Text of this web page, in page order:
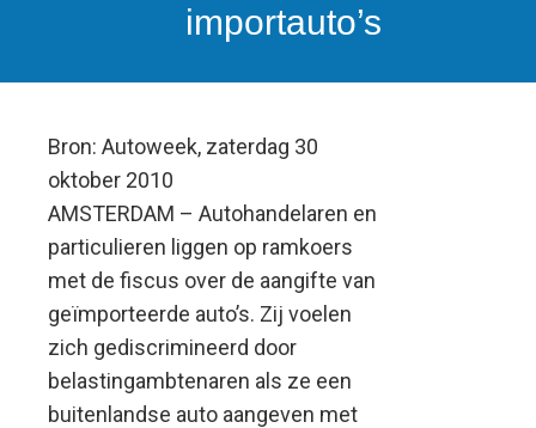
importauto’s
Bron: Autoweek, zaterdag 30
oktober 2010
AMSTERDAM – Autohandelaren en
particulieren liggen op ramkoers
met de fiscus over de aangifte van
geïmporteerde auto’s. Zij voelen
zich gediscrimineerd door
belastingambtenaren als ze een
buitenlandse auto aangeven met